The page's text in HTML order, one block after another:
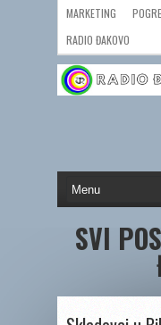
MARKETING
RADIO ĐAKOVO
SVI